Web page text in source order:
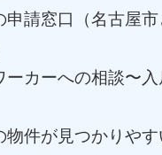
申請窓口（名古屋市
ーカーへの相談〜
物件が見つかりや